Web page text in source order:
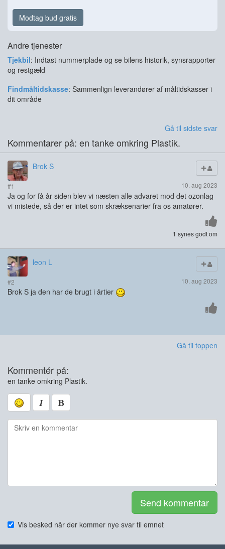
Modtag bud gratis
Andre tjenester
Tjekbil: Indtast nummerplade og se bilens historik, synsrapporter
og restgæld
Findmåltidskasse: Sammenlign leverandører af måltidskasser i
dit område
Gå til sidste svar
Kommentarer på: en tanke omkring Plastik.
Brok S
#1 10. aug 2023
Ja og for få år siden blev vi næsten alle advaret mod det ozonlag
vi mistede, så der er intet som skræksenarier fra os amatører.
1 synes godt om
leon L
#2 10. aug 2023
Brok S ja den har de brugt i årtier
Gå til toppen
Kommentér på:
en tanke omkring Plastik.
Send kommentar
Vis besked når der kommer nye svar til emnet